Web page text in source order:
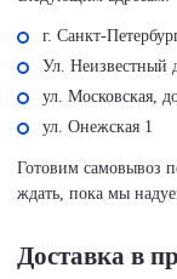
г. Санкт-
Ул. Неизвестный
ул. Московская,
ул. Онежская 1
Готовим самовывоз
ждать, пока мы
Доставка в